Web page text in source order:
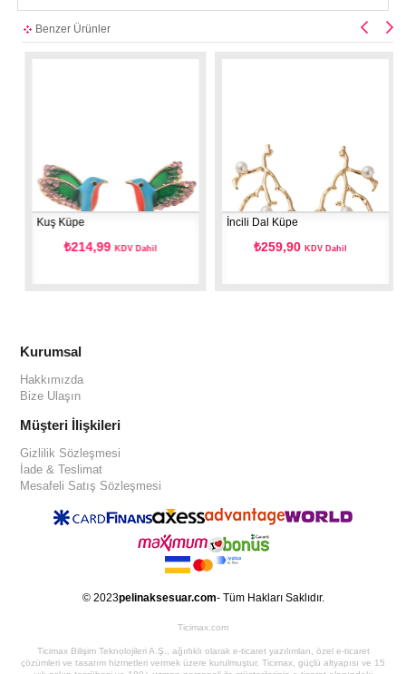
Benzer Ürünler
Kuş Küpe
₺214,99KDV Dahil
İncili Dal Küpe
₺259,90 KDV Dahil
Kurumsal
Hakkımızda
Bize Ulaşın
Müşteri İlişkileri
Gizlilik Sözleşmesi
İade & Teslimat
Mesafeli Satış Sözleşmesi
© 2023pelinaksesuar.com- Tüm Hakları Saklıdır.
Ticimax.com
Ticimax Bilişim Teknolojileri A.Ş., ağırlıklı olarak e-ticaret yazılımları, özel e-ticaret
çözümleri ve tasarım hizmetleri vermek üzere kurulmuştur. Ticimax, güçlü altyapısı ve 15